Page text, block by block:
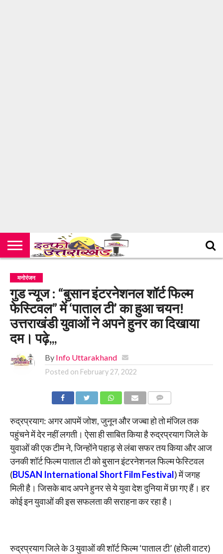
मनोरंजन
गुड न्यूज : “बुसान इंटरनेशनल शॉर्ट फिल्म
फेस्टिवल” में ‘पाताल टी’ का हुआ चयन!
उत्तराखंडी युवाओं ने अपने हुनर का दिखाया
दम। पढ़े,,,
By Info Uttarakhand
Posted on February 27, 2022
रुद्रप्रयाग: अगर आपमें जोश, जुनून और जज्बा हो तो मंजिल तक
पहुंचने में देर नहीं लगती। ऐसा ही साबित किया है रुद्रप्रयाग जिले के
युवाओं की एक टीम ने, जिन्होंने पहाड़ से लंबा सफर तय किया और आज
उनकी शॉर्ट फिल्म पाताल टी को बुसान इंटरनेशनल फिल्म फेस्टिवल
(BUSAN International Short Film Festival) में जगह
मिली है। जिसके बाद अपने हुनर से ये युवा देश दुनिया में छा गए हैं। हर
कोई इन युवाओं की इस सफलता की सराहना कर रहा है।
रुद्रप्रयाग जिले के 3 युवाओं की शॉर्ट फिल्म ‘पाताल टी’ (होली वाटर)